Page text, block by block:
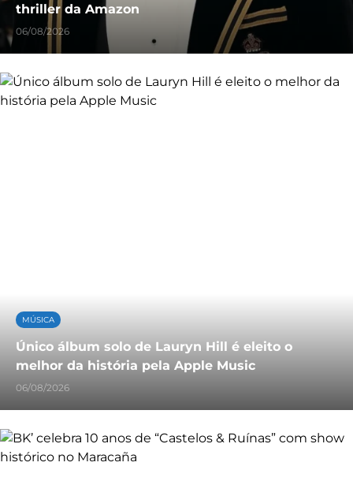
thriller da Amazon
06/08/2026
MÚSICA
Único álbum solo de Lauryn Hill é eleito o
melhor da história pela Apple Music
06/08/2026